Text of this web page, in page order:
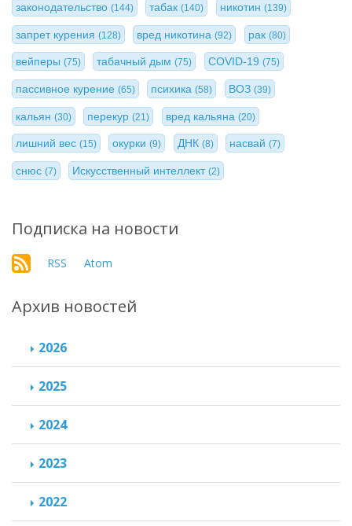
законодательство (144) табак(140) никотин (139)
запрет курения (128) вред никотина(92) рак (80)
вейперы (75) табачный дым(75) COVID-19 (75)
пассивное курение (65) психика(58) ВОЗ (39)
кальян (30) перекур(21) вред кальяна (20)
лишний вес (15) окурки(9) ДНК (8) насвай(7)
снюс (7) Искусственный интеллект(2)
Подписка на новости
RSS Atom
Архив новостей
2026
2025
2024
2023
2022